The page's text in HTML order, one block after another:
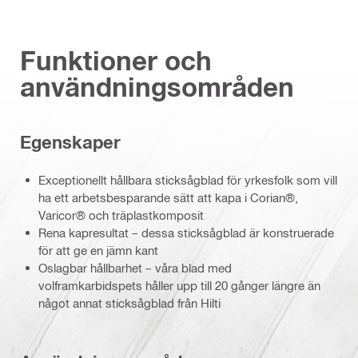
Funktioner och
användningsområden
Egenskaper
Exceptionellt hållbara sticksågblad för yrkesfolk som vill
ha ett arbetsbesparande sätt att kapa i Corian®,
Varicor® och träplastkomposit
Rena kapresultat – dessa sticksågblad är konstruerade
för att ge en jämn kant
Oslagbar hållbarhet – våra blad med
volframkarbidspets håller upp till 20 gånger längre än
något annat sticksågblad från Hilti